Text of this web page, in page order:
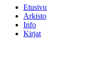
Etusivu
Arkisto
Info
Kirjat